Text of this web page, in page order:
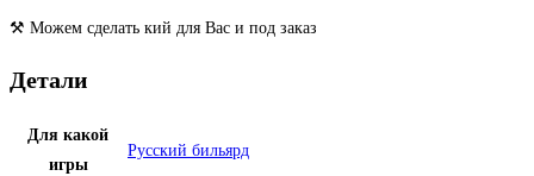
⚒ Можем сделать кий для Вас и под заказ
Детали
Для какой
игры
Русский бильярд